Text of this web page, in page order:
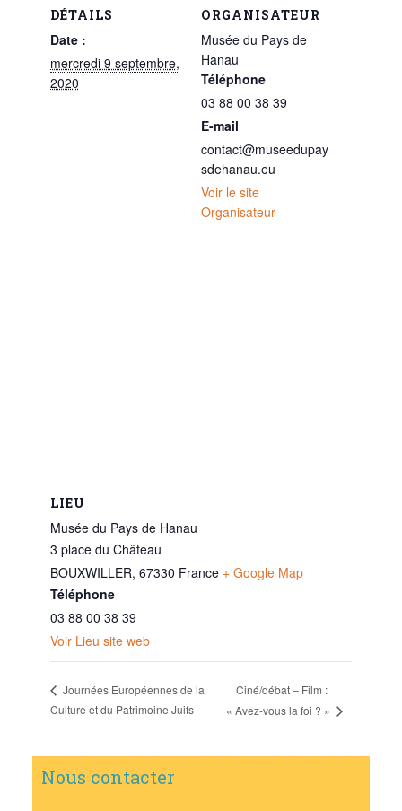
DÉTAILS
Date :
mercredi 9 septembre,
2020
ORGANISATEUR
Musée du Pays de
Hanau
Téléphone
03 88 00 38 39
E-mail
contact@museedupay
sdehanau.eu
Voir le site
Organisateur
LIEU
Musée du Pays de Hanau
3 place du Château
BOUXWILLER, 67330 France + Google Map
Téléphone
03 88 00 38 39
Voir Lieu site web
Journées Européennes de la
Culture et du Patrimoine Juifs
Ciné/débat – Film :
« Avez-vous la foi ? »
Nous contacter